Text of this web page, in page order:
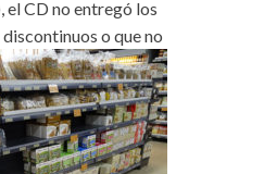
CD no entregó los
o que no